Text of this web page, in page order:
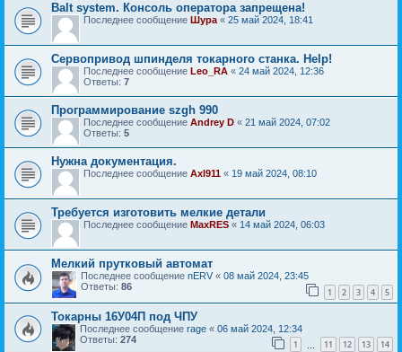
Balt system. Консоль оператора запрещена!
Последнее сообщение Шура « 25 май 2024, 18:41
Сервопривод шпинделя токарного станка. Help!
Последнее сообщение Leo_RA « 24 май 2024, 12:36
Ответы: 7
Программирование szgh 990
Последнее сообщение Andrey D « 21 май 2024, 07:02
Ответы: 5
Нужна документация.
Последнее сообщение Axl911 « 19 май 2024, 08:10
Требуется изготовить мелкие детали
Последнее сообщение MaxRES « 14 май 2024, 06:03
Мелкий прутковый автомат
Последнее сообщение nERV « 08 май 2024, 23:45
Ответы: 86 1 2 3 4 5
Токарны 16У04П под ЧПУ
Последнее сообщение rage « 06 май 2024, 12:34
Ответы: 274 1 11 12 13 14